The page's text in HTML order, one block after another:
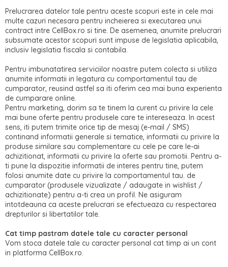
Prelucrarea datelor tale pentru aceste scopuri este in cele mai
multe cazuri necesara pentru incheierea si executarea unui
contract intre CellBox.ro si tine. De asemenea, anumite prelucrari
subsumate acestor scopuri sunt impuse de legislatia aplicabila,
inclusiv legislatia fiscala si contabila.
Pentru imbunatatirea serviciilor noastre putem colecta si utiliza
anumite informatii in legatura cu comportamentul tau de
cumparator, reusind astfel sa iti oferim cea mai buna experienta
de cumparare online.
Pentru marketing, dorim sa te tinem la curent cu privire la cele
mai bune oferte pentru produsele care te intereseaza. In acest
sens, iti putem trimite orice tip de mesaj (e-mail / SMS)
continand informatii generale si tematice, informatii cu privire la
produse similare sau complementare cu cele pe care le-ai
achizitionat, informatii cu privire la oferte sau promotii. Pentru a-
ti pune la dispozitie informatii de interes pentru tine, putem
folosi anumite date cu privire la comportamentul tau. de
cumparator (produsele vizualizate / adaugate in wishlist /
achizitionate) pentru a-ti crea un profil. Ne asiguram
intotdeauna ca aceste prelucrari se efectueaza cu respectarea
drepturilor si libertatilor tale.
Cat timp pastram datele tale cu caracter personal
Vom stoca datele tale cu caracter personal cat timp ai un cont
in platforma CellBox.ro.